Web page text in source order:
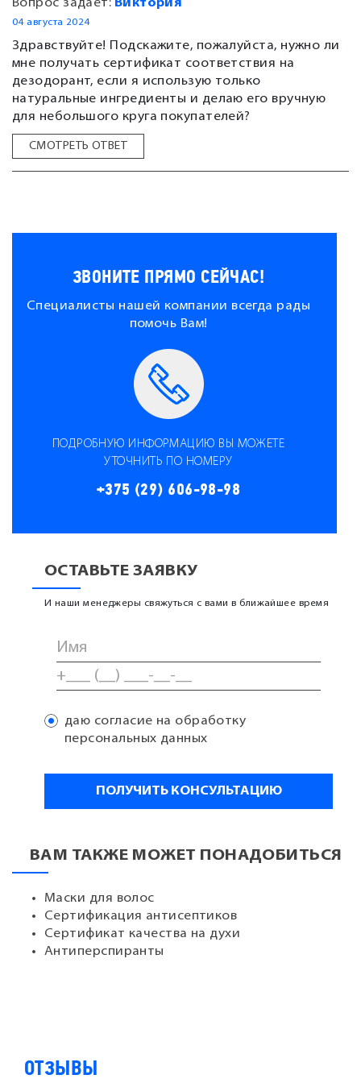
Вопрос задает: Виктория
04 августа 2024
Здравствуйте! Подскажите, пожалуйста, нужно ли
мне получать сертификат соответствия на
дезодорант, если я использую только
натуральные ингредиенты и делаю его вручную
для небольшого круга покупателей?
СМОТРЕТЬ ОТВЕТ
ЗВОНИТЕ ПРЯМО СЕЙЧАС!
Специалисты нашей компании всегда рады
помочь Вам!
ПОДРОБНУЮ ИНФОРМАЦИЮ ВЫ МОЖЕТЕ
УТОЧНИТЬ ПО НОМЕРУ
+375 (29) 606-98-98
ОСТАВЬТЕ ЗАЯВКУ
И наши менеджеры свяжуться с вами в ближайшее время
даю согласие на обработку
персональных данных
ВАМ ТАКЖЕ МОЖЕТ ПОНАДОБИТЬСЯ
Маски для волос
Сертификация антисептиков
Сертификат качества на духи
Антиперспиранты
ОТЗЫВЫ